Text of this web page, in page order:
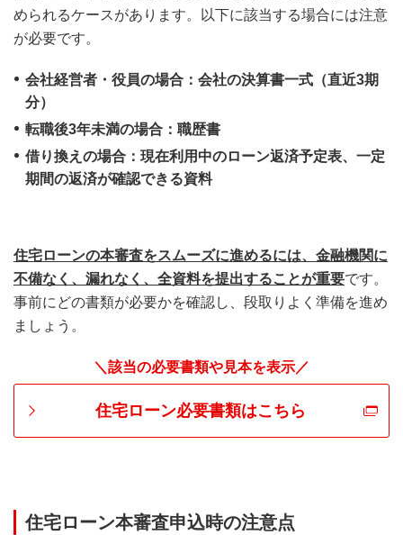
められるケースがあります。以下に該当する場合には注意
が必要です。
会社経営者・役員の場合：会社の決算書一式（直近3期
分）
転職後3年未満の場合：職歴書
借り換えの場合：現在利用中のローン返済予定表、一定
期間の返済が確認できる資料
住宅ローンの本審査をスムーズに進めるには、金融機関に
不備なく、漏れなく、全資料を提出することが重要です。
事前にどの書類が必要かを確認し、段取りよく準備を進め
ましょう。
＼該当の必要書類や見本を表示／
住宅ローン必要書類はこちら
住宅ローン本審査申込時の注意点